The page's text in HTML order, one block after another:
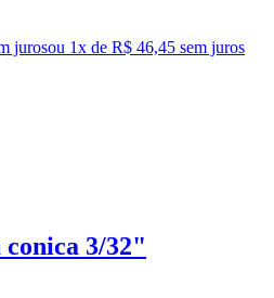
jurosou 1x de R$ 46,45 sem juros
3/32"